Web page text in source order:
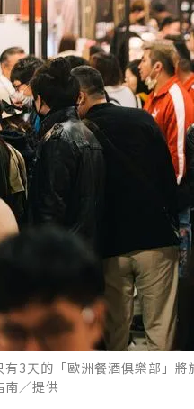
3天的「歐洲餐酒俱樂部」
南／提供